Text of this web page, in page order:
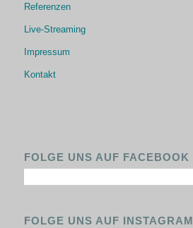
Referenzen
Live-Streaming
Impressum
Kontakt
FOLGE UNS AUF FACEBOOK
FOLGE UNS AUF INSTAGRAM